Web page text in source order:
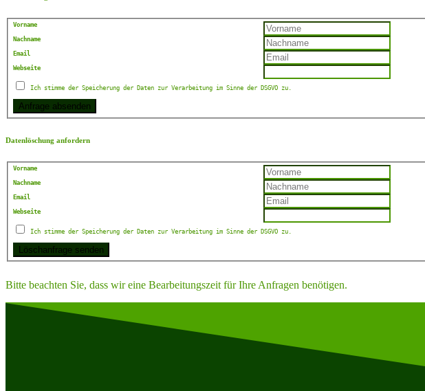
Vorname
Nachname
Email
Webseite
Ich stimme der Speicherung der Daten zur Verarbeitung im Sinne der DSGVO zu.
Datenlöschung anfordern
Vorname
Nachname
Email
Webseite
Ich stimme der Speicherung der Daten zur Verarbeitung im Sinne der DSGVO zu.
Bitte beachten Sie, dass wir eine Bearbeitungszeit für Ihre Anfragen benötigen.